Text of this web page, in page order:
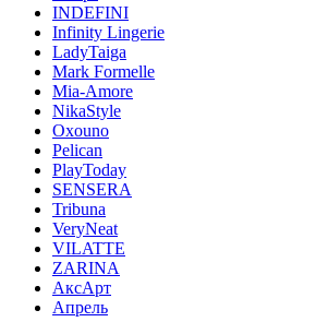
INDEFINI
Infinity Lingerie
LadyTaiga
Mark Formelle
Mia-Amore
NikaStyle
Oxouno
Pelican
PlayToday
SENSERA
Tribuna
VeryNeat
VILATTE
ZARINA
АксАрт
Апрель